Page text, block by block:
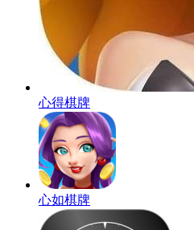
心得棋牌
心如棋牌